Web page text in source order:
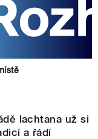
lachtana už si
a řádí